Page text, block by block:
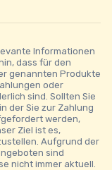
Informationen
dass für den
genannten Produkte
oder
sind. Sollten Sie
der Sie zur Zahlung
werden,
Ziel ist es,
Aufgrund der
sind
nicht immer aktuell.